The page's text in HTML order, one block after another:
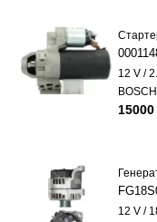
12 V /
BOSCH
12 V /